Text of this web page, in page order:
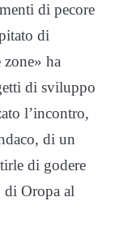
di pecore
di
zone» ha
di sviluppo
l’incontro,
di un
di godere
di Oropa al